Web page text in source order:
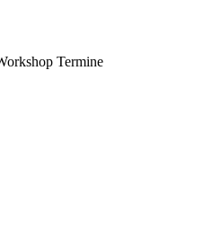
Termine